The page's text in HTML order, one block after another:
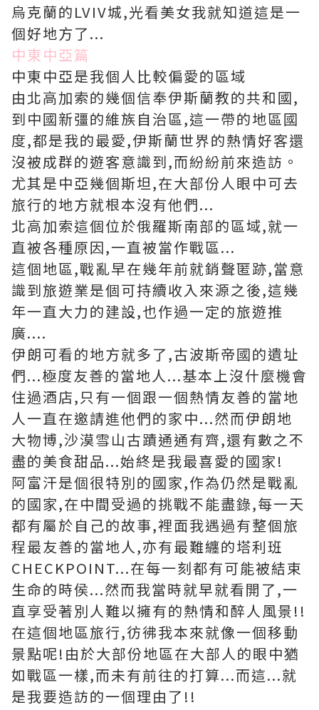
烏克蘭的LVIV城,光看美女我就知道這是一
個好地方了...
中東中亞篇
中東中亞是我個人比較偏愛的區域
由北高加索的幾個信奉伊斯蘭教的共和國,
到中國新彊的維族自治區,這一帶的地區國
度,都是我的最愛,伊斯蘭世界的熱情好客還
沒被成群的遊客意識到,而紛紛前來造訪。
尤其是中亞幾個斯坦,在大部份人眼中可去
旅行的地方就根本沒有他們...
北高加索這個位於俄羅斯南部的區域,就一
直被各種原因,一直被當作戰區...
這個地區,戰亂早在幾年前就銷聲匿跡,當意
識到旅遊業是個可持續收入來源之後,這幾
年一直大力的建設,也作過一定的旅遊推
廣....
伊朗可看的地方就多了,古波斯帝國的遺址
們...極度友善的當地人...基本上沒什麼機會
住過酒店,只有一個跟一個熱情友善的當地
人一直在邀請進他們的家中...然而伊朗地
大物博,沙漠雪山古蹟通通有齊,還有數之不
盡的美食甜品...始終是我最喜愛的國家!
阿富汗是個很特別的國家,作為仍然是戰亂
的國家,在中間受過的挑戰不能盡錄,每一天
都有屬於自己的故事,裡面我遇過有整個旅
程最友善的當地人,亦有最難纏的塔利班
CHECKPOINT...在每一刻都有可能被結束
生命的時侯...然而我當時就早就看開了,一
直享受著別人難以擁有的熱情和醉人風景!!
在這個地區旅行,彷彿我本來就像一個移動
景點呢!由於大部份地區在大部人的眼中猶
如戰區一樣,而未有前往的打算...而這...就
是我要造訪的一個理由了!!